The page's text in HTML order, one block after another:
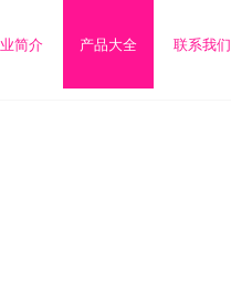
简介 产品大全 联系我们